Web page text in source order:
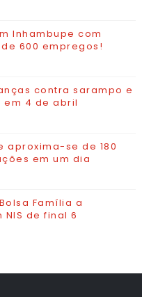
Inhambupe com
600 empregos!
contra sarampo e
em 4 de abril
aproxima-se de 180
em um dia
Família a
de final 6